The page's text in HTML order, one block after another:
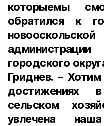
которыемы
обратился к
городского
Гриднев. –
достижениях
сельском
увлечена